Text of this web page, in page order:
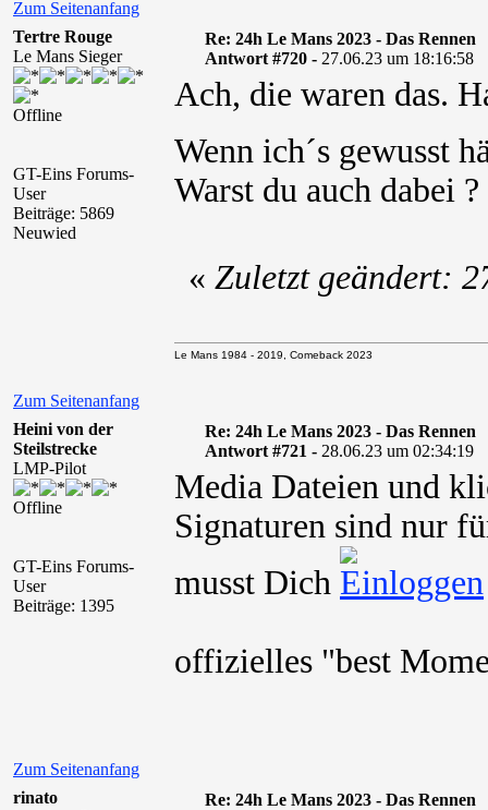
Zum Seitenanfang
Tertre Rouge
Le Mans Sieger
Offline
GT-Eins Forums-
User
Beiträge: 5869
Neuwied
Re: 24h Le Mans 2023 - Das Rennen
Antwort #720 - 27.06.23 um 18:16:58
Ach, die waren das.
Wenn ich´s gewusst
Warst du auch dabei ?
Zum Seitenanfang
« Zuletzt geändert:
Le Mans 1984 - 2019, Comeback 2023
Heini von der
Steilstrecke
LMP-Pilot
Offline
GT-Eins Forums-
User
Beiträge: 1395
Re: 24h Le Mans 2023 - Das Rennen
Antwort #721 - 28.06.23 um 02:34:19
Media Dateien und
Signaturen sind nur
musst Dich
offizielles "best
Zum Seitenanfang
rinato
Re: 24h Le Mans 2023 - Das Rennen